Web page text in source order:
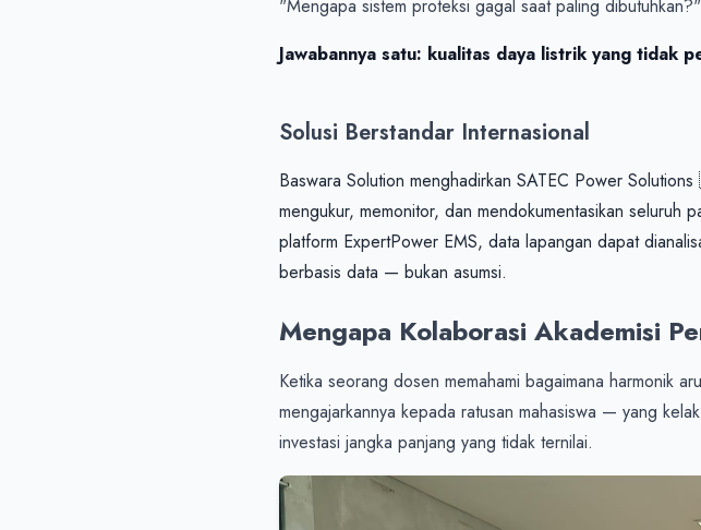
Jawabannya satu: kualitas daya listrik yang tidak
Solusi Berstandar Internasional
Baswara Solution menghadirkan SATEC Power
mengukur, memonitor, dan mendokumentasikan seluruh
platform ExpertPower EMS, data lapangan dapat
berbasis data — bukan asumsi.
Mengapa Kolaborasi Akademisi
Ketika seorang dosen memahami bagaimana harmonik
mengajarkannya kepada ratusan mahasiswa — yang